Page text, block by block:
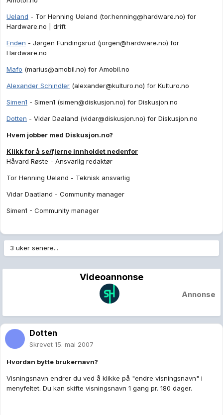
Ueland - Tor Henning Ueland (tor.henning@hardware.no) for
Hardware.no | drift
Enden - Jørgen Fundingsrud (jorgen@hardware.no) for
Hardware.no
Mafo (marius@amobil.no) for Amobil.no
Alexander Schindler (alexander@kulturo.no) for Kulturo.no
Simen1 - Simen1 (simen@diskusjon.no) for Diskusjon.no
Dotten - Vidar Daaland (vidar@diskusjon.no) for Diskusjon.no
Hvem jobber med Diskusjon.no?
Klikk for å se/fjerne innholdet nedenfor
Håvard Røste - Ansvarlig redaktør
Tor Henning Ueland - Teknisk ansvarlig
Vidar Daatland - Community manager
Simen1 - Community manager
3 uker senere...
Videoannonse
Annonse
Dotten
Skrevet 15. mai 2007
Hvordan bytte brukernavn?
Visningsnavn endrer du ved å klikke på "endre visningsnavn" i
menyfeltet. Du kan skifte visningsnavn 1 gang pr. 180 dager.